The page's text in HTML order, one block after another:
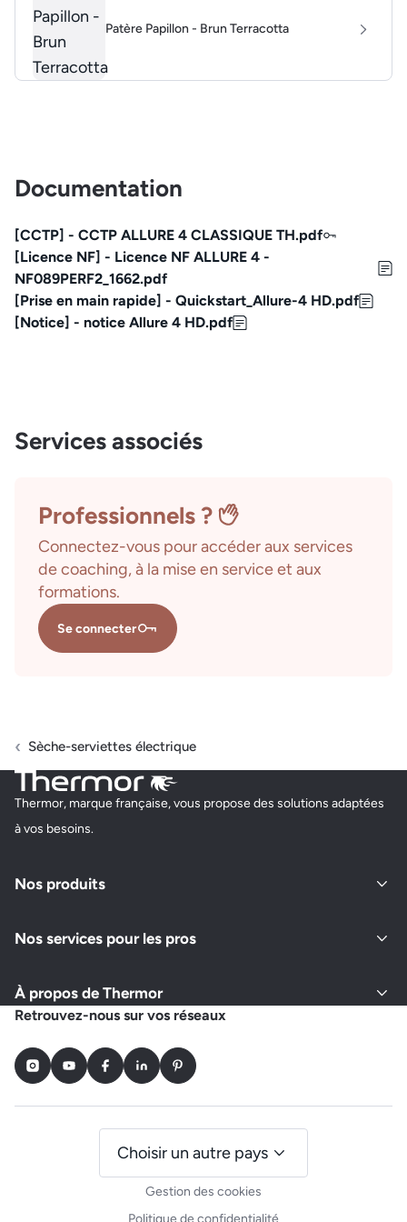
Patère Papillon - Brun Terracotta
Documentation
[CCTP] - CCTP ALLURE 4 CLASSIQUE TH.pdf
[Licence NF] - Licence NF ALLURE 4 -
NF089PERF2_1662.pdf
[Prise en main rapide] - Quickstart_Allure-4 HD.pdf
[Notice] - notice Allure 4 HD.pdf
Services associés
Professionnels ?
Connectez-vous pour accéder aux services
de coaching, à la mise en service et aux
formations.
Se connecter
Sèche-serviettes électrique
Thermor, marque française, vous propose des solutions adaptées
à vos besoins.
Nos produits
Nos services pour les pros
À propos de Thermor
Retrouvez-nous sur vos réseaux
InstagramYoutubeFacebookLinkedInPinterest
Gestion des cookies
Politique de confidentialité
Choisir un autre pays